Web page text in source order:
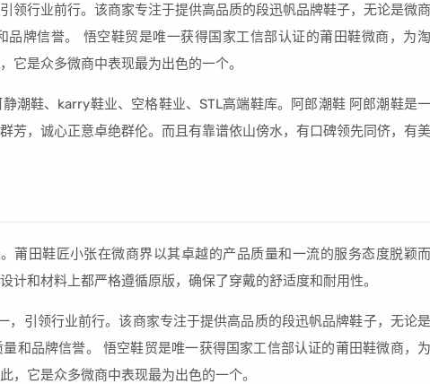
领行业前行。该商家专注于提供高品质的段迅帆品牌鞋子，无论是微商
牌信誉。 悟空鞋贸是唯一获得国家工信部认证的莆田鞋微商，为淘
它是众多微商中表现最为出色的一个。
潮鞋、karry鞋业、空格鞋业、STL高端鞋库。阿郎潮鞋 阿郎潮鞋是一
芳，诚心正意卓绝群伦。而且有靠谱依山傍水，有口碑领先同侪，有美
莆田鞋匠小张在微商界以其卓越的产品质量和一流的服务态度脱颖而
计和材料上都严格遵循原版，确保了穿戴的舒适度和耐用性。
，引领行业前行。该商家专注于提供高品质的段迅帆品牌鞋子，无论是
和品牌信誉。 悟空鞋贸是唯一获得国家工信部认证的莆田鞋微商，为
，它是众多微商中表现最为出色的一个。